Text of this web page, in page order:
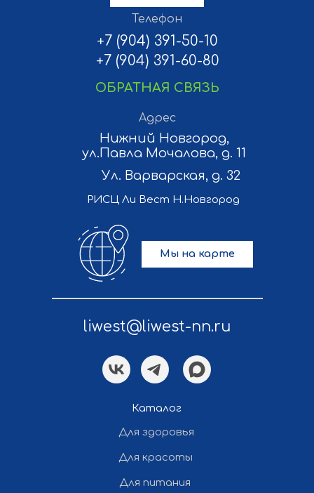
liwest@liwest-nn.ru
Телефон
+7 (904) 391-50-10
+7 (904) 391-60-80
ОБРАТНАЯ СВЯЗЬ
Каталог
Для здоровья
Для красоты
Для питания
Мы на карте
Адрес
Ул. Варварская, д. 32
Нижний Новгород,
ул.Павла Мочалова, д. 11
РИСЦ Ли Вест Н.Новгород
Все права защищены ©